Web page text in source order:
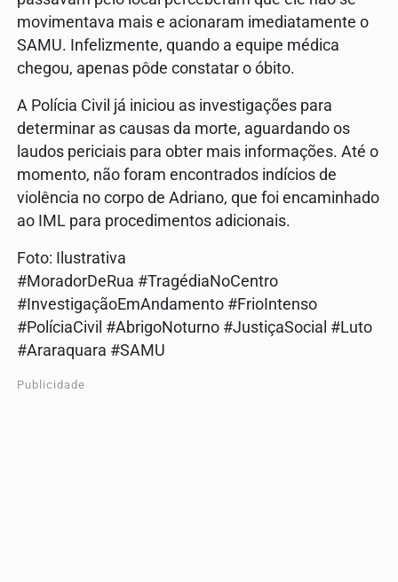
movimentava mais e acionaram imediatamente o
SAMU. Infelizmente, quando a equipe médica
chegou, apenas pôde constatar o óbito.
A Polícia Civil já iniciou as investigações para
determinar as causas da morte, aguardando os
laudos periciais para obter mais informações. Até o
momento, não foram encontrados indícios de
violência no corpo de Adriano, que foi encaminhado
ao IML para procedimentos adicionais.
Foto: Ilustrativa
#MoradorDeRua #TragédiaNoCentro
#InvestigaçãoEmAndamento #FrioIntenso
#PolíciaCivil #AbrigoNoturno #JustiçaSocial #Luto
#Araraquara #SAMU
Publicidade